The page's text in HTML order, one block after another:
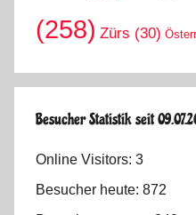
(258) Zürs (30)
Besucher Statistik seit
Online Visitors: 3
Besucher heute: 872